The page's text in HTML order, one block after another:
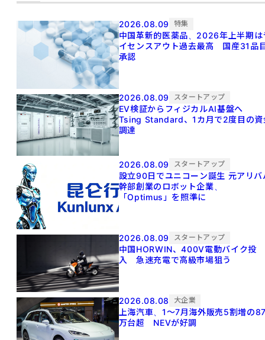
2026.08.09 特集
中国革新的医薬品、2026年上半期は
イセンスアウト過去最高 国産31品
承認
2026.08.09 スタートアップ
EV検証からフィジカルAI基盤へ
Tsing Standard、1カ月で2度目の資
調達
2026.08.09 スタートアップ
設立90日でユニコーン誕生 元アリババ
幹部創業のロボット企業、
「Optimus」を照準に
2026.08.09 スタートアップ
中国HORWIN、400V電動バイク投
入 急速充電で高級市場狙う
2026.08.08 大企業
上海汽車、1～7月海外販売5割増の
万台超 NEVが好調